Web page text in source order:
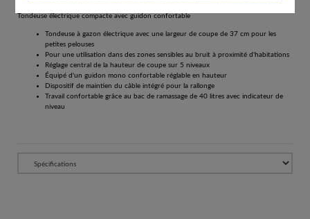
Tondeuse électrique compacte avec guidon confortable
Tondeuse à gazon électrique avec une largeur de coupe de 37 cm pour les
petites pelouses
Pour une utilisation dans des zones sensibles au bruit à proximité d'habitations
Réglage central de la hauteur de coupe sur 5 niveaux
Équipé d'un guidon mono confortable réglable en hauteur
Dispositif de maintien du câble intégré pour la rallonge
Travail confortable grâce au bac de ramassage de 40 litres avec indicateur de
niveau